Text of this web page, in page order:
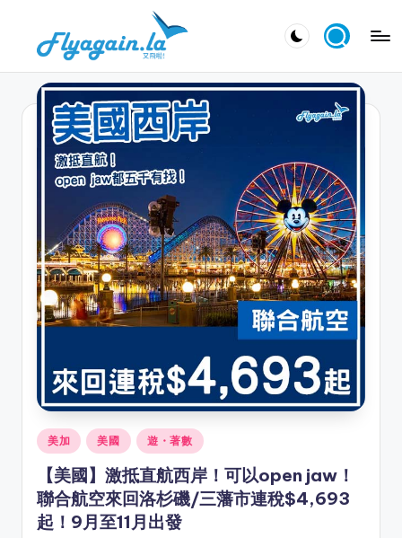
content
飛
啦
Posted
in
美加 美國 遊・著數
【美國】激抵直航西岸！可以open jaw！
聯合航空來回洛杉磯/三藩市連稅$4,693
起！9月至11月出發